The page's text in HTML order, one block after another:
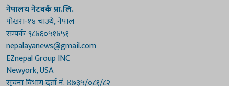
नेपालय नेटवर्क प्रा.लि.
पोखरा-१४ चाउथे, नेपाल
सम्पर्कः ९८४६०५१४५१
nepalayanews@gmail.com
EZnepal Group INC
Newyork, USA
सूचना विभाग दर्ता नं. ४७३५/०८१/८२